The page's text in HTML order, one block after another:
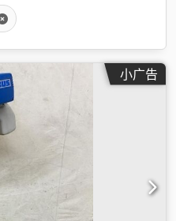
小广告